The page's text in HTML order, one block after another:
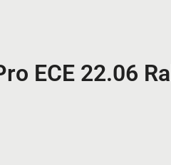
ECE 22.06